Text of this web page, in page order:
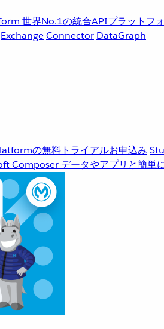
世界No.1の統合APIプラットフ
ExchangeConnector DataGraph
の無料トライアルお申込み
Composer データやアプリと簡単